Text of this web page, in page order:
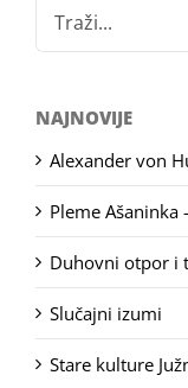
for:
NAJNOVIJE
Alexander von
Pleme
Duhovni otpor i
Slučajni izumi
Stare kulture